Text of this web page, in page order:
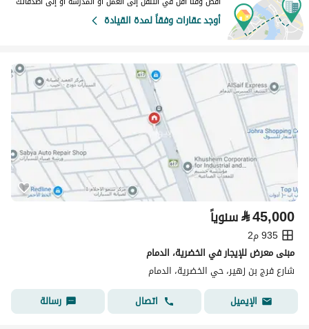
أوجد عقارات وفقاً لمدة القيادة
⃁45,000 سنوياً
935 م2
مبنى معرض للإيجار في الخضرية، الدمام
شارع فرج بن زهير، حي الخضرية، الدمام
الإيميل
اتصال رسالة